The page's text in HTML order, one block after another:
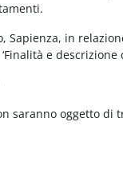
Sapienza, in
e
saranno oggetto di